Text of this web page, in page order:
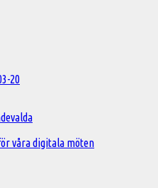
20
våra digitala möten